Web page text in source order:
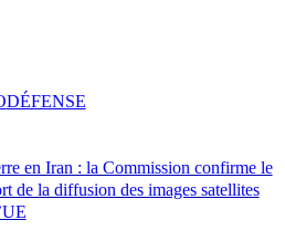
en Iran : la Commission confirme le
de la diffusion des images satellites
DÉFENSE